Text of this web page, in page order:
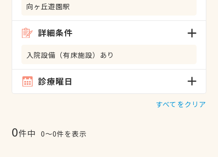
向ヶ丘遊園駅
詳細条件
入院設備（有床施設）あり
診療曜日
すべてをクリア
0件中 0〜0件を表示